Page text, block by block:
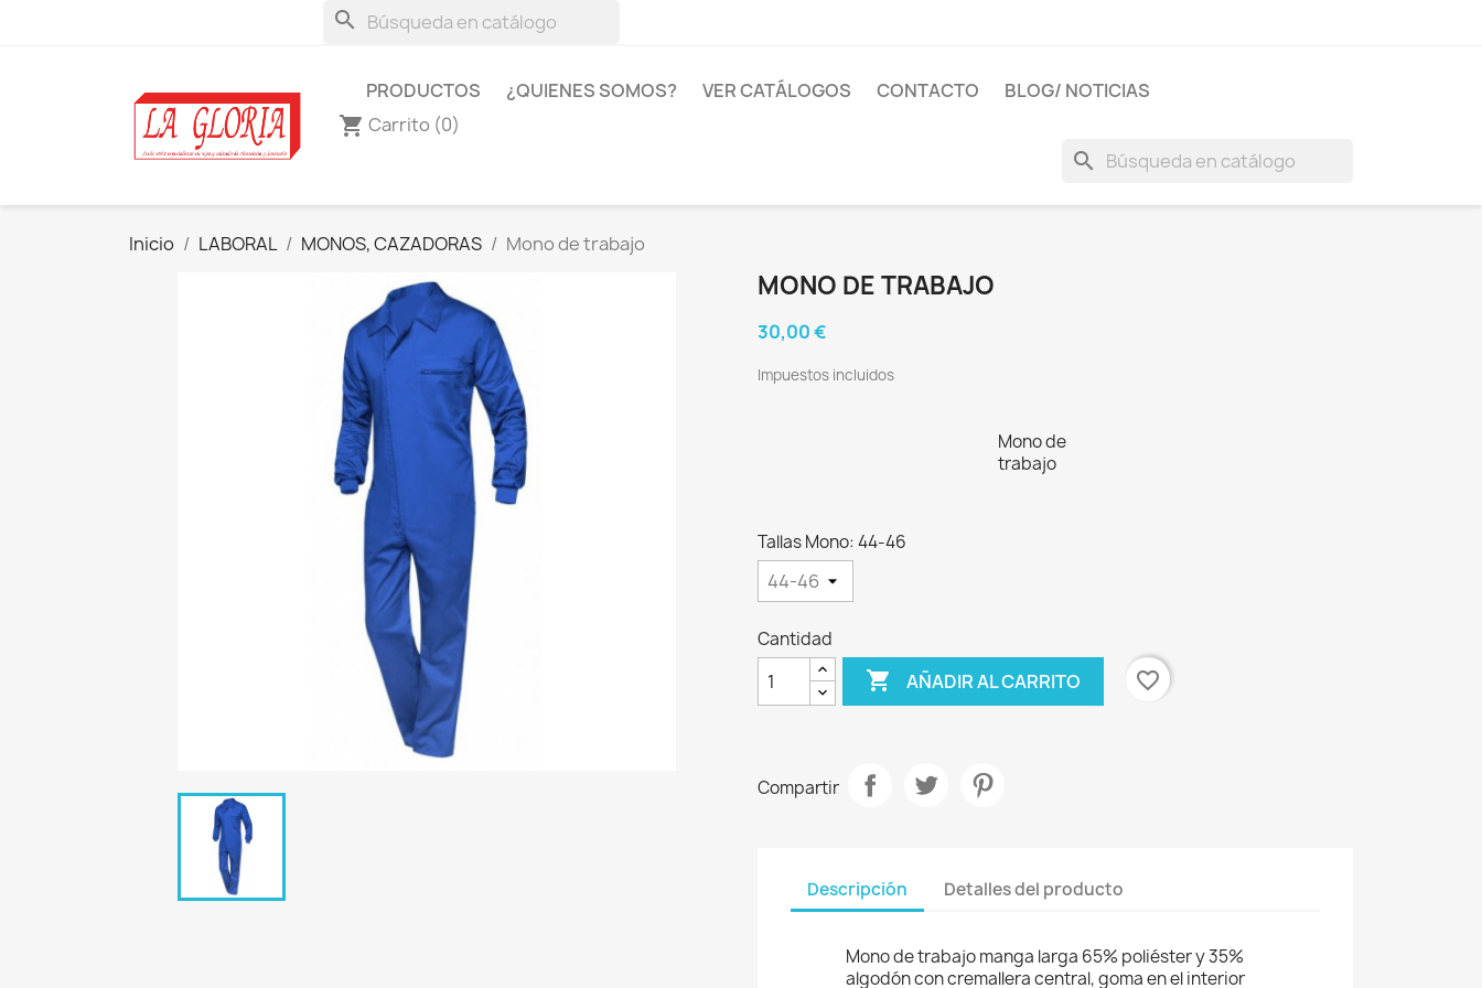
search
PRODUCTOS ¿QUIENES SOMOS? VER CATÁLOGOS CONTACTO BLOG/ NOTICIAS
shopping_cart Carrito (0)
search
Inicio LABORAL MONOS, CAZADORAS Mono de trabajo
MONO DE TRABAJO
30,00 €
Impuestos incluidos
Mono de
trabajo
Tallas Mono: 44-46
Cantidad
 AÑADIR AL CARRITO favorite_border
Compartir
Descripción Detalles del producto
Mono de trabajo manga larga 65% poliéster y 35%
algodón con cremallera central, goma en el interior